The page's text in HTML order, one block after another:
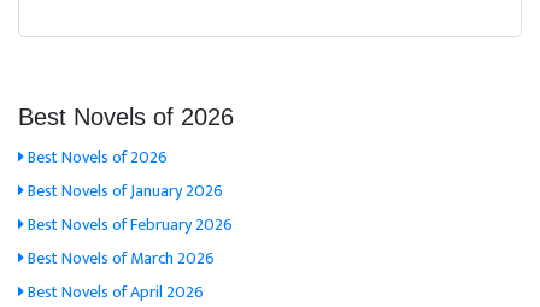
Best Novels of 2026
Best Novels of 2026
Best Novels of January 2026
Best Novels of February 2026
Best Novels of March 2026
Best Novels of April 2026